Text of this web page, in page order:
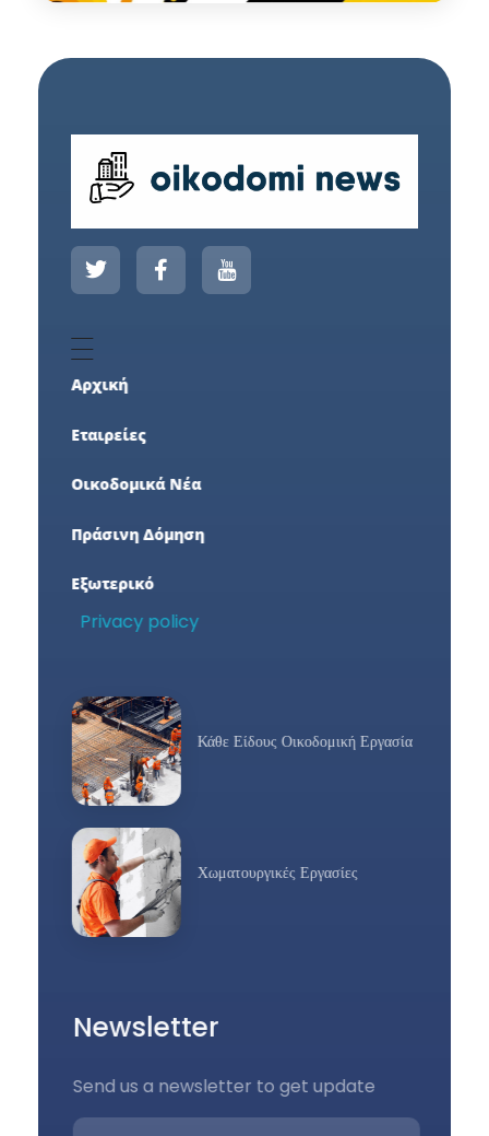
Αρχική
Εταιρείες
Οικοδομικά Νέα
Πράσινη Δόμηση
Εξωτερικό
Privacy policy
Κάθε Είδους Οικοδομική Εργασία
Χωματουργικές Εργασίες
Newsletter
Send us a newsletter to get update